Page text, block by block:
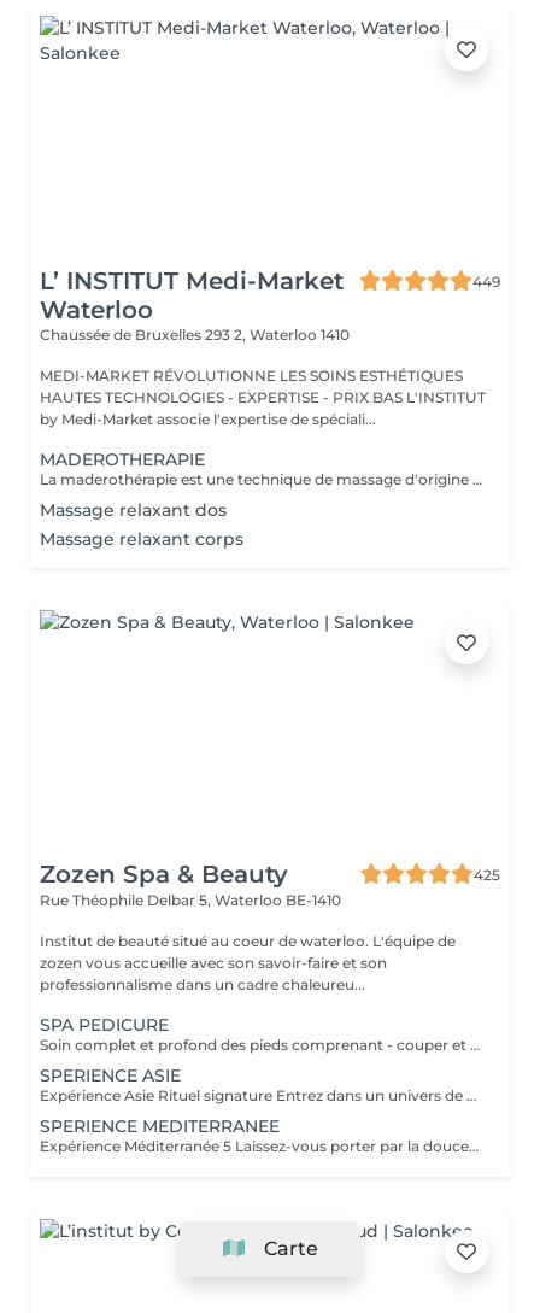
L’ INSTITUT Medi-Market
Waterloo
449
Chaussée de Bruxelles 293 2, Waterloo 1410
MEDI-MARKET RÉVOLUTIONNE LES SOINS ESTHÉTIQUES
HAUTES TECHNOLOGIES - EXPERTISE - PRIX BAS L'INSTITUT
by Medi-Market associe l'expertise de spéciali...
MADEROTHERAPIE
La maderothérapie est une technique de massage d'origine colombienne qui utilise des instruments en bois spécialement conçus pour remodeler le corps et stimuler la circulation. À quoi ça sert ? Elle est surtout utilisée pour : Réduire la cellulite Raffermir et tonifier la peau Stimuler la circulation sanguine et lymphatique. Aider au drainage et à l'élimination des toxines Remodeler certaines zones (ventre, cuisses, fesses, bras)
Massage relaxant dos
Massage relaxant corps
Zozen Spa & Beauty
425
Rue Théophile Delbar 5, Waterloo BE-1410
Institut de beauté situé au coeur de waterloo. L'équipe de
zozen vous accueille avec son savoir-faire et son
professionnalisme dans un cadre chaleureu...
SPA PEDICURE
Soin complet et profond des pieds comprenant - couper et limer les ongles - Massage avec un savon noir naturel aux vertus purifiantes et exfoliantes. - Trempage des pieds dans un bain a remous. - Gommage du pied avec un gant Kessa du maroc. . Élimination des callosités a l aide d une râpe professionnelle. - repousser les cuticules - couper les petites peaux qui dépassent (envies) - Massage des ongles avec une huile cuticules -Massage des pieds avec une crème adaptée . Ce soin est réalisé dans un fauteuil massant le dos. Soin idéal pour prendre soin de ses pieds et se relaxer totalement.
SPERIENCE ASIE
Expérience Asie Rituel signature Entrez dans un univers de sérénité absolue, où chaque geste est pensé comme un art. Inspiré des rituels asiatiques les plus précieux, ce soin signature vous invite à un voyage sensoriel rare et profondément régénérant. Le rituel s'ouvre sur un gommage corps raffiné aux notes exquises de spéculoos, mêlant épices délicates et douceur enveloppante. La peau est sublimée, lissée avec infiniment de soin, révélant un éclat soyeux et velouté. Vient ensuite un massage d'exception aux lait chaud, exécuté avec lenteur et précision. Les manuvres fluides et enveloppantes libèrent les tensions profondes, réharmonisent les énergies et plongent le corps dans un état de relaxation intense. La chaleur des huiles, associée à la fragrance gourmande et réconfortante du spéculoos, crée une sensation de bien-être absolu et durable. Un rituel d'exception, conçu comme une parenthèse hors du temps, où le luxe se vit dans la douceur, le silence et l'abandon total.
SPERIENCE MEDITERRANEE
Expérience Méditerranée 5 Laissez-vous porter par la douceur lumineuse de la Méditerranée à travers un rituel d'exception, inspiré des traditions de beauté baignées de soleil et de mer. Ce soin signature est une invitation à l'évasion, entre fraîcheur, sensualité et élégance. Le rituel débute par un gommage corps délicat aux notes précieuses de grenade, fruit emblématique aux accents frais et subtilement acidulés. La peau est exfoliée avec infiniment de douceur, révélant un grain affiné, une texture soyeuse et un éclat naturellement lumineux.il se prolonge avec un enveloppement onctueux aux vertues, dynamisantes et anti oxydantes,avec un massage crânien délicieux. Et se termine par un massage enveloppant aux huiles chaudes, inspiré des gestes lents et harmonieux des rituels méditerranéens. Les manuvres fluides et profondes relâchent les tensions, rééquilibrent le corps et apaisent l'esprit. La chaleur des huiles, associée au parfum sensuel et solaire de la grenade, enveloppe les sens dans une sensation de bien-être profond et durable. Un rituel d'exception, véritable parenthèse ensoleillée, où le corps se régénère et l'esprit s'évade au rythme de la Méditerranée.
Carte